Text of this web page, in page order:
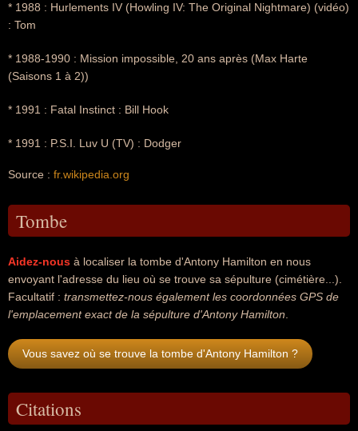
* 1988 : Hurlements IV (Howling IV: The Original Nightmare) (vidéo)
: Tom
* 1988-1990 : Mission impossible, 20 ans après (Max Harte
(Saisons 1 à 2))
* 1991 : Fatal Instinct : Bill Hook
* 1991 : P.S.I. Luv U (TV) : Dodger
Source : fr.wikipedia.org
Tombe
Aidez-nous à localiser la tombe d'Antony Hamilton en nous
envoyant l'adresse du lieu où se trouve sa sépulture (cimétière...).
Facultatif : transmettez-nous également les coordonnées GPS de
l'emplacement exact de la sépulture d'Antony Hamilton
Vous savez où se trouve la tombe d'Antony Hamilton ?
Citations